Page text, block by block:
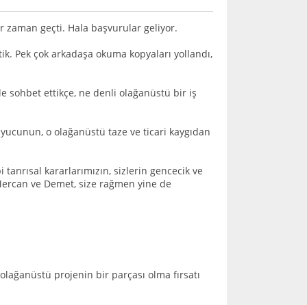
zaman geçti. Hala başvurular geliyor.
Pek çok arkadaşa okuma kopyaları yollandı,
sohbet ettikçe, ne denli olağanüstü bir iş
o olağanüstü taze ve ticari kaygıdan
kararlarımızın, sizlerin gencecik ve
ve Demet, size rağmen yine de
projenin bir parçası olma fırsatı